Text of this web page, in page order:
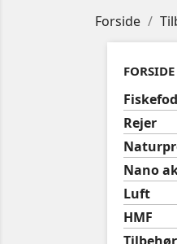
Forside
FORSIDE
Rejer
Nano
Luft
HMF